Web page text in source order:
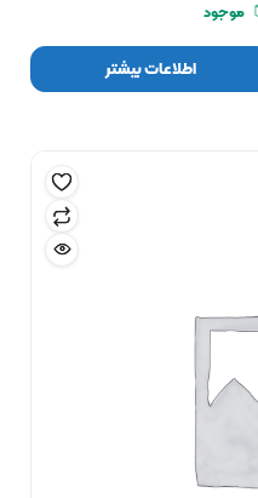
موجود
اطلاعات بیشتر